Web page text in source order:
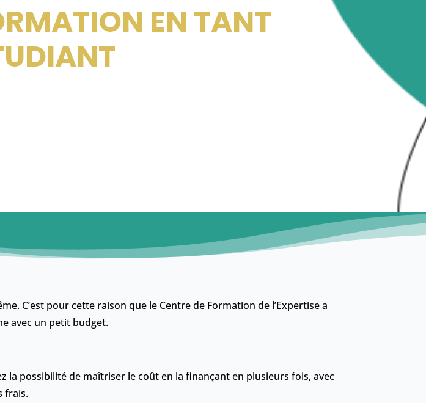
EN TANT
C’est pour cette raison que le Centre de Formation de l’Expertise a
avec un petit budget.
possibilité de maîtriser le coût en la finançant en plusieurs fois, avec
frais.